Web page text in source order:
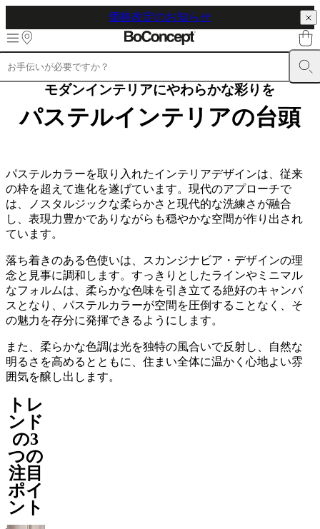
価格改定のお知らせ
Skip to main content
ェ
ア
テ
ー
ブ
ル
収
納
ベ
ッ
ド
ア
ウ
ト
ア
ラ
ン
プ
ラ
グ
ア
ク
セ
モダンインテリアにやわらかな彩りを
パステルインテリアの台頭
パステルカラーを取り入れたインテリアデザインは、従来
の枠を超えて進化を遂げています。現代のアプローチで
は、ノスタルジックな柔らかさと現代的な洗練さが融合
し、表現力豊かでありながらも穏やかな空間が作り出され
ています。
落ち着きのある色使いは、スカンジナビア・デザインの理
念と見事に調和します。すっきりとしたラインやミニマル
なフォルムは、柔らかな色味を引き立てる絶好のキャンバ
スとなり、パステルカラーが空間を圧倒することなく、そ
の魅力を存分に発揮できるようにします。
また、柔らかな色調は光を独特の風合いで反射し、自然な
明るさを高めるとともに、住まい全体に温かく心地よい雰
囲気を醸し出します。
トレ
ンド
の3
つの
注目
ポイ
ント